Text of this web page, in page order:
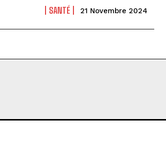
SANTÉ 21 Novembre 2024